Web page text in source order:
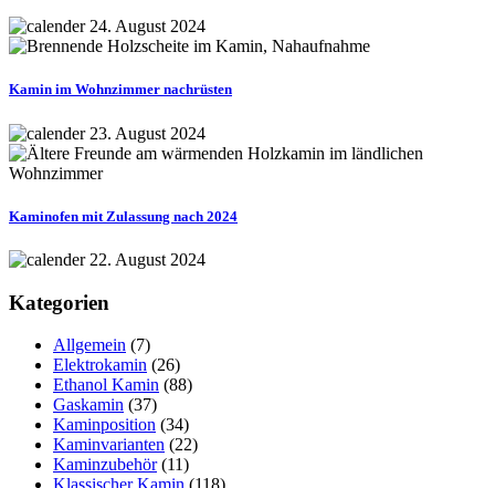
24. August 2024
Kamin im Wohnzimmer nachrüsten
23. August 2024
Kaminofen mit Zulassung nach 2024
22. August 2024
Kategorien
Allgemein (7)
Elektrokamin (26)
Ethanol Kamin (88)
Gaskamin (37)
Kaminposition (34)
Kaminvarianten (22)
Kaminzubehör(11)